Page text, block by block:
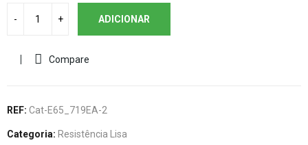
ADICIONAR
Compare
REF: Cat-E65_719EA-2
Categoria: Resistência Lisa